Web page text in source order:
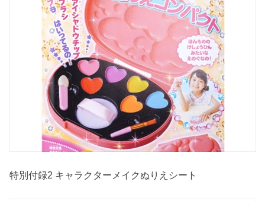
特別付録2 キャラクターメイクぬりえシート